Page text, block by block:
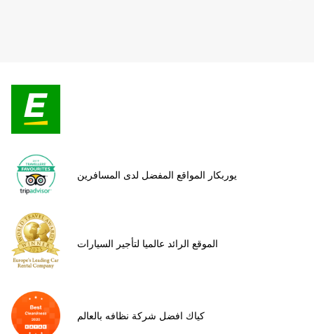
يوربكار المواقع المفضل لدى المسافرين
الموقع الرائد عالميا لتأجير السيارات
كياك افضل شركة نظافه بالعالم